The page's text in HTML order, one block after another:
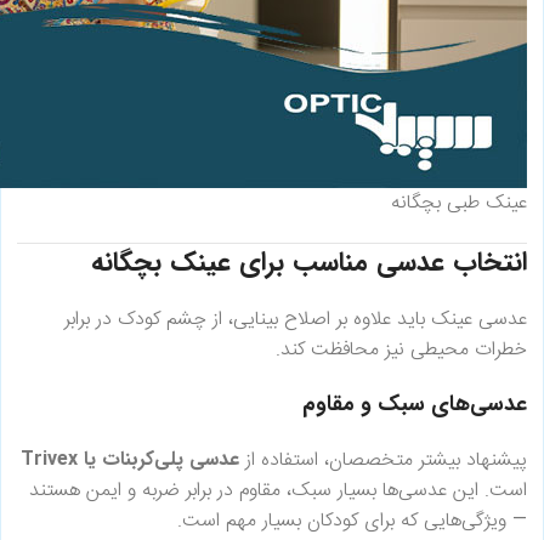
عینک طبی بچگانه
انتخاب عدسی مناسب برای عینک بچگانه
عدسی عینک باید علاوه بر اصلاح بینایی، از چشم کودک در برابر
خطرات محیطی نیز محافظت کند.
عدسی‌های سبک و مقاوم
پیشنهاد بیشتر متخصصان، استفاده ازعدسی پلی‌کربنات یا Trivex
است. این عدسی‌ها بسیار سبک، مقاوم در برابر ضربه و ایمن هستند
— ویژگی‌هایی که برای کودکان بسیار مهم است.